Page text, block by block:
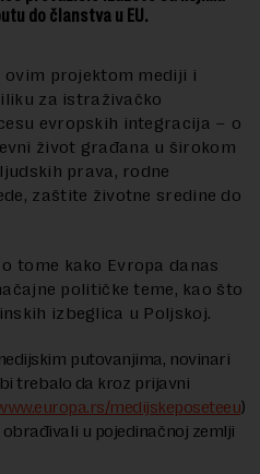
do članstva u EU.
ovim projektom mediji i
za istraživačko
evropskih integracija – o
život građana u širokom
prava, rodne
zaštite životne sredine do
tome kako Evropa danas
političke teme, kao što
izbeglica u Poljskoj.
putovanjima, novinari
trebalo da kroz prijavni
medijskeposeteeu)
u pojedinačnoj zemlji